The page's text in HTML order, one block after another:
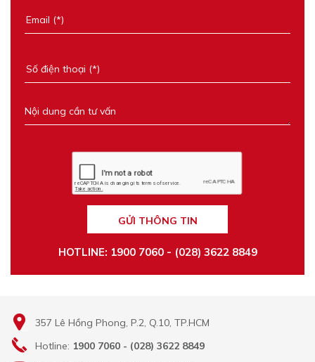
GỬI THÔNG TIN
HOTLINE: 1900 7060 - (028) 3622 8849
357 Lê Hồng Phong, P.2, Q.10, TP.HCM
Hotline: 1900 7060 - (028) 3622 8849